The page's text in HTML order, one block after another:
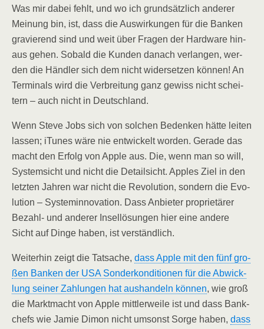
Was mir dabei fehlt, und wo ich grund­sätz­lich ande­rer
Mei­nung bin, ist, dass die Aus­wir­kun­gen für die Ban­ken
gra­vie­rend sind und weit über Fra­gen der Hard­ware hin­
aus gehen. Sobald die Kun­den danach ver­lan­gen, wer­
den die Händ­ler sich dem nicht wider­set­zen kön­nen! An
Ter­mi­nals wird die Ver­brei­tung ganz gewiss nicht schei­
tern – auch nicht in Deutschland.
Wenn Ste­ve Jobs sich von sol­chen Beden­ken hät­te lei­ten
las­sen; iTu­nes wäre nie ent­wi­ckelt wor­den. Gera­de das
macht den Erfolg von Apple aus. Die, wenn man so will,
Sys­tem­sicht und nicht die Detail­sicht. App­les Ziel in den
letz­ten Jah­ren war nicht die Revo­lu­ti­on, son­dern die Evo­
lu­ti­on – Sys­tem­in­no­va­ti­on. Dass Anbie­ter pro­prie­tä­rer
Bezahl- und ande­rer Insel­lö­sun­gen hier eine ande­re
Sicht auf Din­ge haben, ist verständlich.
Wei­ter­hin zeigt die Tat­sa­che, dass Apple mit den fünf gro­
ßen Ban­ken der USA Son­der­kon­di­tio­nen für die Abwick­
lung sei­ner Zah­lun­gen hat aus­han­deln kön­nen, wie groß
die Markt­macht von Apple mitt­ler­wei­le ist und dass Bank­
chefs wie Jamie Dimon nicht umsonst Sor­ge haben, dass